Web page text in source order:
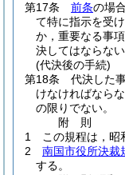
第17条
前条の場
て特に指示を受
か，重要なる事
決してはならない
(代決後の手続)
第18条
代決した
けなければならな
の限りでない。
附 則
1
この規程は，昭
2
南国市役所決裁
する。